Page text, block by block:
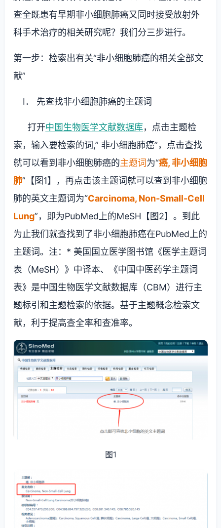
查全既患有早期非小细胞肺癌又同时接受放射外
科手术治疗的相关研究呢？我们分三步进行。
第一步：检索出有关“非小细胞肺癌的相关全部文
献”
I． 先查找非小细胞肺癌的主题词
打开中国生物医学文献数据库，点击主题检
索，输入要检索的词 ,” 非小细胞肺癌”，点击查找
就可以看到非小细胞肺癌的主题词为“癌, 非小细胞
肺”【图1】，再点击该主题词就可以查到非小细胞
肺的英文主题词为“Carcinoma, Non-Small-Cell
Lung”，即为PubMed 上的MeSH 【图2】。到此
为止我们就查找到了非小细胞肺癌在PubMed 上的
主题词。注： * 美国国立医学图书馆《医学主题词
表（MeSH）》中译本、《中国中医药学主题词
表》是中国生物医学文献数据库（CBM）进行主
题标引和主题检索的依据。基于主题概念检索文
献，利于提高查全率和查准率。
图1